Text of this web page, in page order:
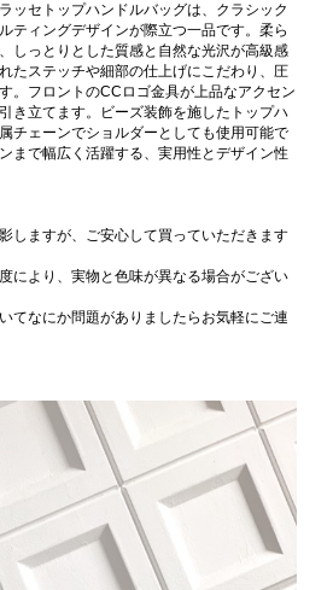
ッセトップハンドルバッグは、クラシック
ティングデザインが際立つ一品です。柔ら
しっとりとした質感と自然な光沢が高級感
たステッチや細部の仕上げにこだわり、圧
。フロントのCCロゴ金具が上品なアクセン
き立てます。ビーズ装飾を施したトップハ
チェーンでショルダーとしても使用可能で
まで幅広く活躍する、実用性とデザイン性
しますが、ご安心して買っていただきます
により、実物と色味が異なる場合がござい
てなにか問題がありましたらお気軽にご連